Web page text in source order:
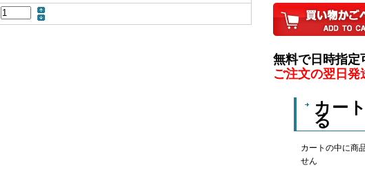
無料で日時指定
ご注文の翌日発
カー
る
カートの中に商
せん